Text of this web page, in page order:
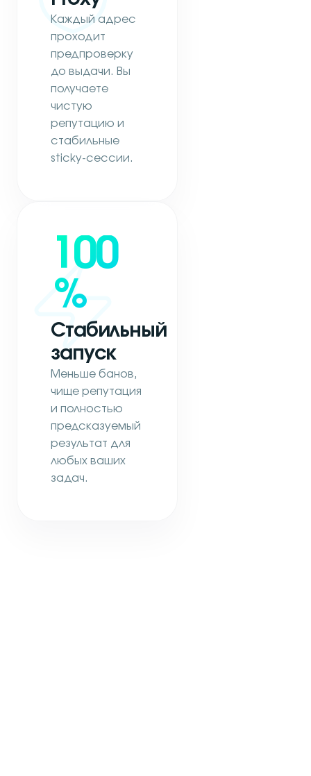
Каждый адрес
проходит
предпроверку
до выдачи. Вы
получаете
чистую
репутацию и
стабильные
sticky-сессии.
100
%
Стабильный
запуск
Меньше банов,
чище репутация
и полностью
предсказуемый
результат для
любых ваших
задач.